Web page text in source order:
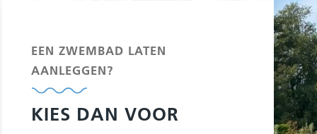
EEN ZWEMBAD LATEN
AANLEGGEN?
KIES DAN VOOR